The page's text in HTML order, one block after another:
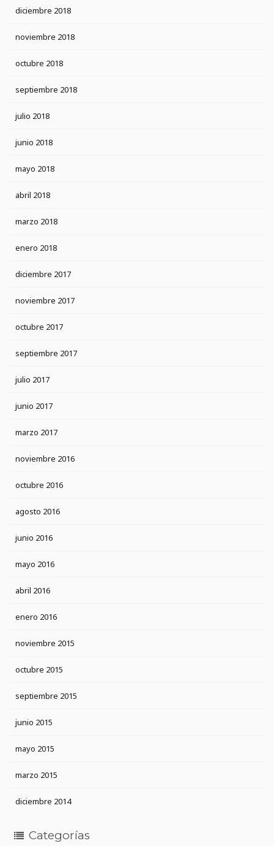
diciembre 2018
noviembre 2018
octubre 2018
septiembre 2018
julio 2018
junio 2018
mayo 2018
abril 2018
marzo 2018
enero 2018
diciembre 2017
noviembre 2017
octubre 2017
septiembre 2017
julio 2017
junio 2017
marzo 2017
noviembre 2016
octubre 2016
agosto 2016
junio 2016
mayo 2016
abril 2016
enero 2016
noviembre 2015
octubre 2015
septiembre 2015
junio 2015
mayo 2015
marzo 2015
diciembre 2014
Categorías